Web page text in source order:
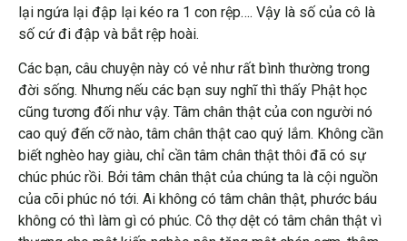
lại ngứa lại đập lại kéo ra 1 con rệp…. Vậy là số của cô là
số cứ đi đập và bắt rệp hoài.
Các bạn, câu chuyện này có vẻ như rất bình thường trong
đời sống. Nhưng nếu các bạn suy nghĩ thì thấy Phật học
cũng tương đối như vậy. Tâm chân thật của con người nó
cao quý đến cỡ nào, tâm chân thật cao quý lắm. Không cần
biết nghèo hay giàu, chỉ cần tâm chân thật thôi đã có sự
chúc phúc rồi. Bởi tâm chân thật của chúng ta là cội nguồn
của cõi phúc nó tới. Ai không có tâm chân thật, phước báu
không có thì làm gì có phúc. Cô thợ dệt có tâm chân thật vì